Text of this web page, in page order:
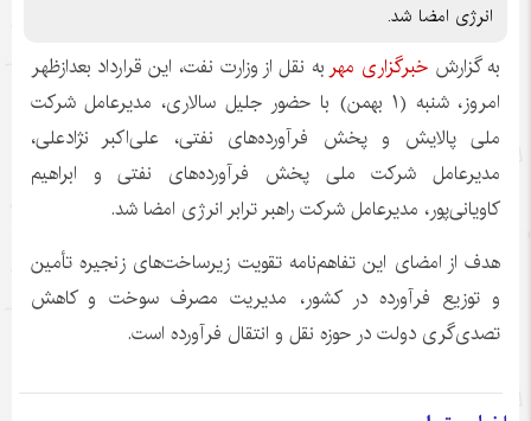
انرژی امضا شد.
به گزارش خبرگزاری مهر به نقل از وزارت نفت، این قرارداد بعدازظهر
امروز، شنبه (۱ بهمن) با حضور جلیل سالاری، مدیرعامل شرکت
ملی پالایش و پخش فرآورده‌های نفتی، علی‌اکبر نژادعلی،
مدیرعامل شرکت ملی پخش فرآورده‌های نفتی و ابراهیم
کاویانی‌پور، مدیرعامل شرکت راهبر ترابر انرژی امضا شد.
هدف از امضای این تفاهم‌نامه تقویت زیرساخت‌های زنجیره تأمین
و توزیع فرآورده در کشور، مدیریت مصرف سوخت و کاهش
تصدی‌گری دولت در حوزه نقل و انتقال فرآورده است.